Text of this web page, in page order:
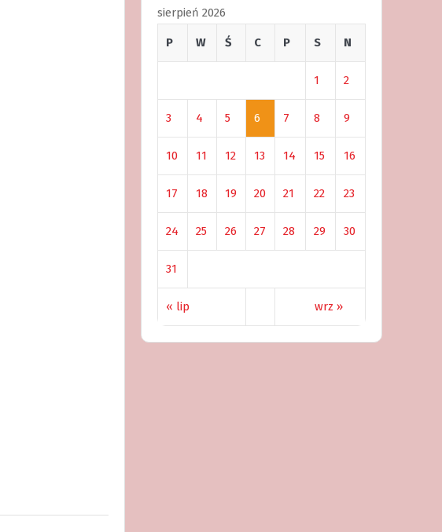
sierpień 2026
P W Ś C P S N
« lip wrz »
1 2
3 4 5 6 7 8 9
10 11 12 13 14 15 16
17 18 19 20 21 22 23
24 25 26 27 28 29 30
31